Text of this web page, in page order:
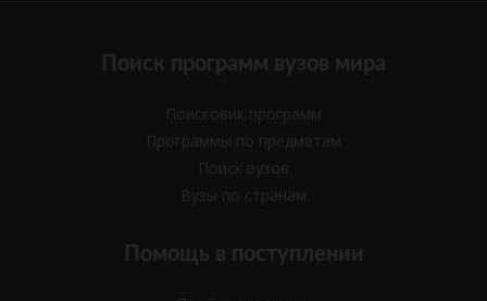
Поиск программ вузов мира
Поисковик программ
Программы по предметам
Поиск вузов
Вузы по странам
Помощь в поступлении